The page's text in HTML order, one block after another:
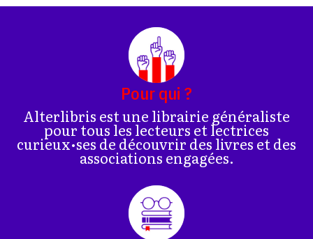
Pour qui ?
Alterlibris est une librairie généraliste
pour tous les lecteurs et lectrices
curieux•ses de découvrir des livres et des
associations engagées.